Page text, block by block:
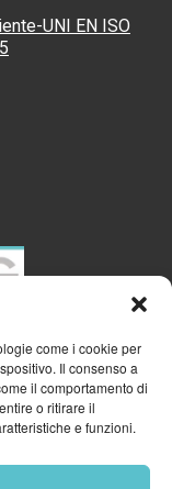
come i cookie per
Il consenso a
il comportamento di
o ritirare il
e funzioni.
UNI EN ISO